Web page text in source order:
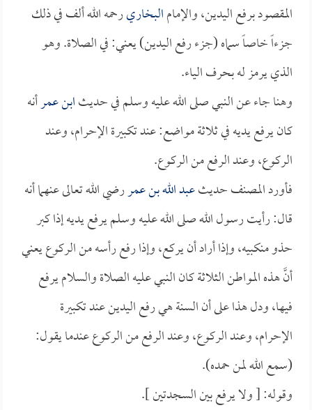
المقصود برفع اليدين، والإمامالبخاريرحمه الله ألف في ذلك
جزءاً خاصاً سماه (جزء رفع اليدين) يعني: في الصلاة. وهو
الذي يرمز له بحرف الياء.
وهنا جاء عن النبي صلى الله عليه وسلم في حديثابن عمرأنه
كان يرفع يديه في ثلاثة مواضع: عند تكبيرة الإحرام، وعند
الركوع، وعند الرفع من الركوع.
فأورد المصنف حديثعبد الله بن عمررضي الله تعالى عنهما أنه
قال: رأيت رسول الله صلى الله عليه وسلم يرفع يديه إذا كبر
حذو منكبيه، وإذا أراد أن يركع، وإذا رفع رأسه من الركوع يعني
أنَّ هذه المواطن الثلاثة كان النبي عليه الصلاة والسلام يرفع
فيها، ودل هذا على أن السنة هي رفع اليدين عند تكبيرة
الإحرام، وعند الركوع، وعند الرفع من الركوع عندما يقول:
(سمع الله لمن حمده).
وقوله: [ ولا يرفع بين السجدتين ].